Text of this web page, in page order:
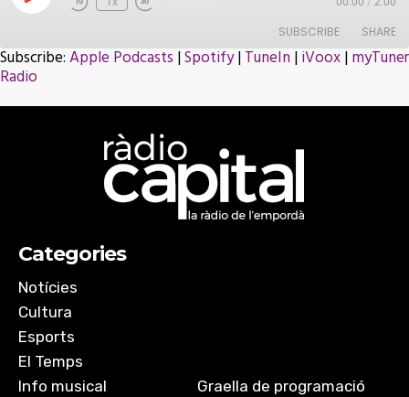
Episode
SUBSCRIBE SHARE
SHARE
Subscribe:Apple Podcasts |Spotify|TuneIn |iVoox|myTuner
Radio
Categories
Notícies
Cultura
Esports
El Temps
Info musical
Graella de programació